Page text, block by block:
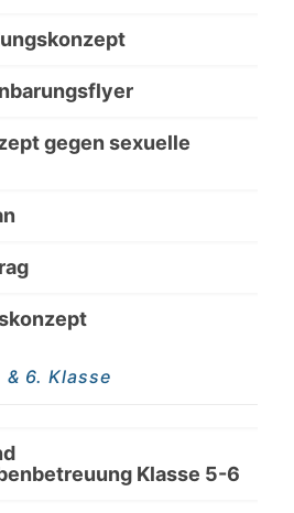
gegen sexuelle
& 6. Klasse
Klasse 5-6